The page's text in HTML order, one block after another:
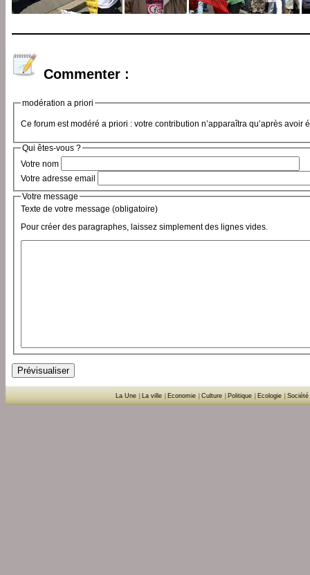
Commenter :
modération a priori
Ce forum est modéré a priori : votre contribution n’apparaîtra qu’après avoir
Qui êtes-vous ?
Votre nom
Votre adresse email
Votre message
Texte de votre message (obligatoire)
Pour créer des paragraphes, laissez simplement des lignes vides.
La Une La ville Economie Culture Politique Ecologie Société